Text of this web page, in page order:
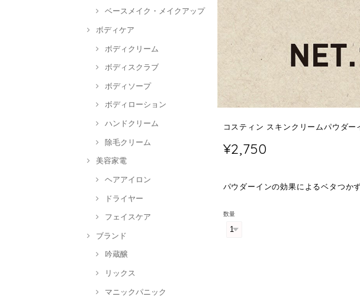
ベースメイク・メイクアップ
ボディケア
ボディクリーム
ボディスクラブ
ボディソープ
ボディローション
ハンドクリーム
除毛クリーム
美容家電
ヘアアイロン
ドライヤー
フェイスケア
ブランド
吟蔵醸
リックス
マニックパニック
コスティン スキンクリームパウダー
¥2,750
パウダーインの効果によるベタつか
数量